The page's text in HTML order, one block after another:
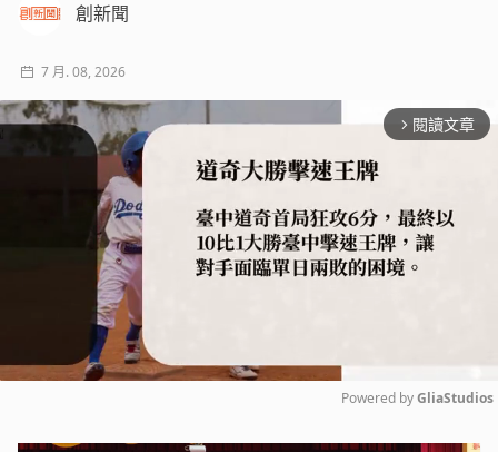
創新聞
7 月. 08, 2026
arrow_forward_ios 閱讀文章
Mute
Powered by GliaStudios